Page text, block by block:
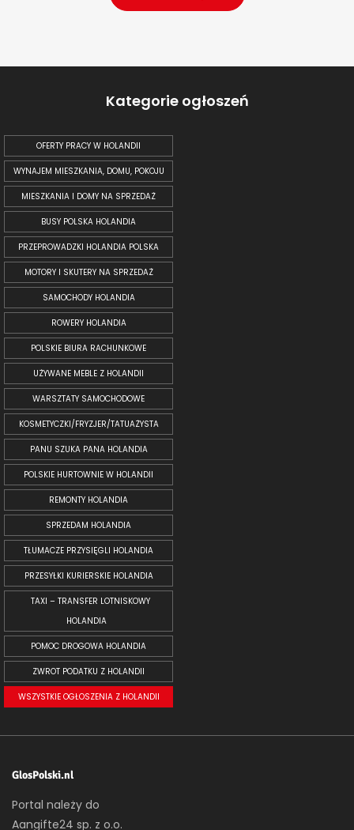
Kategorie ogłoszeń
OFERTY PRACY W HOLANDII
WYNAJEM MIESZKANIA, DOMU, POKOJU
MIESZKANIA I DOMY NA SPRZEDAŻ
BUSY POLSKA HOLANDIA
PRZEPROWADZKI HOLANDIA POLSKA
MOTORY I SKUTERY NA SPRZEDAŻ
SAMOCHODY HOLANDIA
ROWERY HOLANDIA
POLSKIE BIURA RACHUNKOWE
UŻYWANE MEBLE Z HOLANDII
WARSZTATY SAMOCHODOWE
KOSMETYCZKI/FRYZJER/TATUAŻYSTA
PANU SZUKA PANA HOLANDIA
POLSKIE HURTOWNIE W HOLANDII
REMONTY HOLANDIA
SPRZEDAM HOLANDIA
TŁUMACZE PRZYSIĘGLI HOLANDIA
PRZESYŁKI KURIERSKIE HOLANDIA
TAXI – TRANSFER LOTNISKOWY
HOLANDIA
POMOC DROGOWA HOLANDIA
ZWROT PODATKU Z HOLANDII
WSZYSTKIE OGŁOSZENIA Z HOLANDII
GlosPolski.nl
Portal należy do
Aangifte24 sp. z o.o.